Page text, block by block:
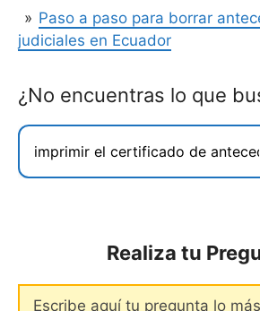
Paso a paso para borrar
judiciales en Ecuador
¿No encuentras lo que
Realiza tu